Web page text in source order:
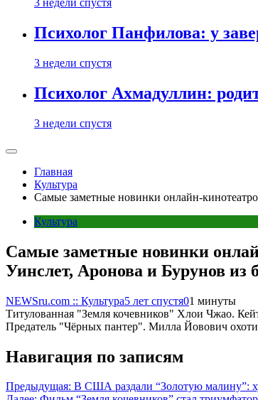
3 недели спустя
Психолог Панфилова: у
3 недели спустя
Психолог Ахмадуллин:
3 недели спустя
Главная
Культура
Самые заметные новинки онлайн-
Культура
Самые заметные новинки
Уинслет, Аронова и Бурунов из
NEWSru.com :: Культура5 лет спустя01 минуты
Титулованная "Земля кочевников" Хлои Чжао.
Предатель "Чёрных пантер". Милла Йовович
Навигация по записям
Предыдущая: В США раздали “Золотую малину”: